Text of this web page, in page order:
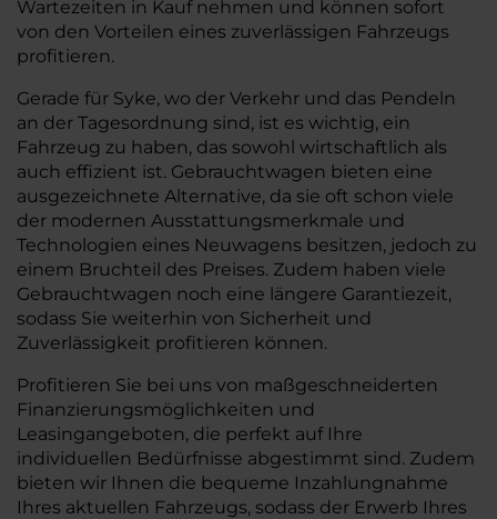
Wartezeiten in Kauf nehmen und können sofort
von den Vorteilen eines zuverlässigen Fahrzeugs
profitieren.
Gerade für Syke, wo der Verkehr und das Pendeln
an der Tagesordnung sind, ist es wichtig, ein
Fahrzeug zu haben, das sowohl wirtschaftlich als
auch effizient ist. Gebrauchtwagen bieten eine
ausgezeichnete Alternative, da sie oft schon viele
der modernen Ausstattungsmerkmale und
Technologien eines Neuwagens besitzen, jedoch zu
einem Bruchteil des Preises. Zudem haben viele
Gebrauchtwagen noch eine längere Garantiezeit,
sodass Sie weiterhin von Sicherheit und
Zuverlässigkeit profitieren können.
Profitieren Sie bei uns von maßgeschneiderten
Finanzierungsmöglichkeiten und
Leasingangeboten, die perfekt auf Ihre
individuellen Bedürfnisse abgestimmt sind. Zudem
bieten wir Ihnen die bequeme Inzahlungnahme
Ihres aktuellen Fahrzeugs, sodass der Erwerb Ihres